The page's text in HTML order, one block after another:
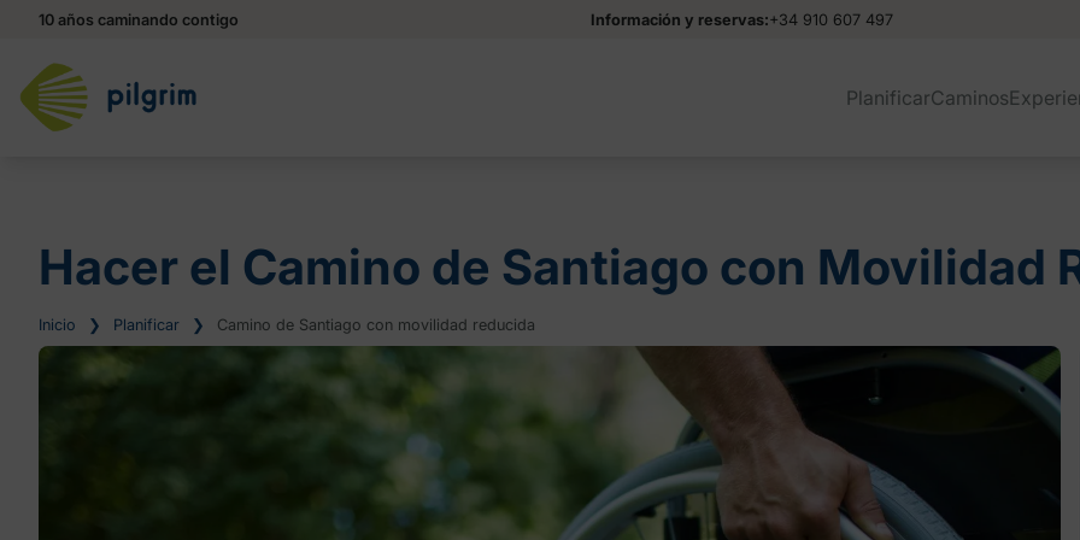
10 años caminando contigo Información y reservas:+34 910 607 497
PlanificarCaminos
Hacer el Camino de Santiago con Movilidad
Inicio ❯ Planificar ❯ Camino de Santiago con movilidad reducida